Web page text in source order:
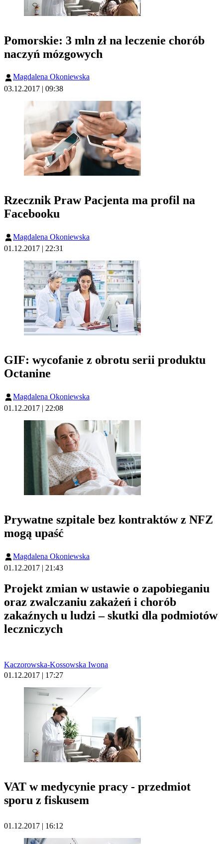
Pomorskie: 3 mln zł na leczenie chorób
naczyń mózgowych
Magdalena Okoniewska
03.12.2017 | 09:38
Rzecznik Praw Pacjenta ma profil na
Facebooku
Magdalena Okoniewska
01.12.2017 | 22:31
GIF: wycofanie z obrotu serii produktu
Octanine
Magdalena Okoniewska
01.12.2017 | 22:08
Prywatne szpitale bez kontraktów z NFZ
mogą upaść
Magdalena Okoniewska
01.12.2017 | 21:43
Projekt zmian w ustawie o zapobieganiu
oraz zwalczaniu zakażeń i chorób
zakaźnych u ludzi – skutki dla podmiotów
leczniczych
Kaczorowska-Kossowska Iwona
01.12.2017 | 17:27
VAT w medycynie pracy - przedmiot
sporu z fiskusem
01.12.2017 | 16:12